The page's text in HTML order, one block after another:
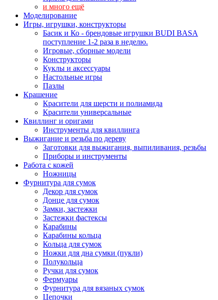
и много ещё
Моделирование
Игры, игрушки, конструкторы
Басик и Ко - брендовые игрушки BUDI BASA
поступление 1-2 раза в неделю.
Игровые, сборные модели
Конструкторы
Куклы и аксессуары
Настольные игры
Пазлы
Крашение
Красители для шерсти и полиамида
Красители универсальные
Квиллинг и оригами
Инструменты для квиллинга
Выжигание и резьба по дереву
Заготовки для выжигания, выпиливания, резьбы
Приборы и инструменты
Работа с кожей
Ножницы
Фурнитура для сумок
Декор для сумок
Донце для сумок
Замки, застежки
Застежки фастексы
Карабины
Карабины кольца
Кольца для сумок
Ножки для дна сумки (пукли)
Полукольца
Ручки для сумок
Фермуары
Фурнитура для вязаных сумок
Цепочки